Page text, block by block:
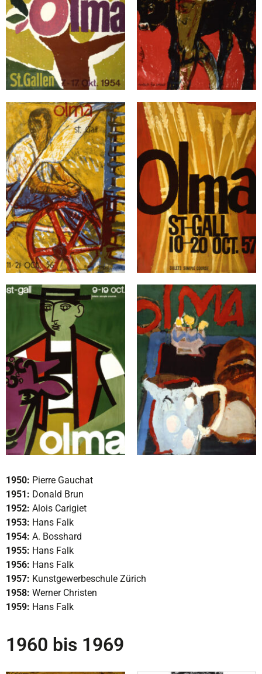
1950: Pierre Gauchat
1951: Donald Brun
1952: Alois Carigiet
1953: Hans Falk
1954: A. Bosshard
1955: Hans Falk
1956: Hans Falk
1957: Kunstgewerbeschule Zürich
1958: Werner Christen
1959: Hans Falk
1960 bis 1969